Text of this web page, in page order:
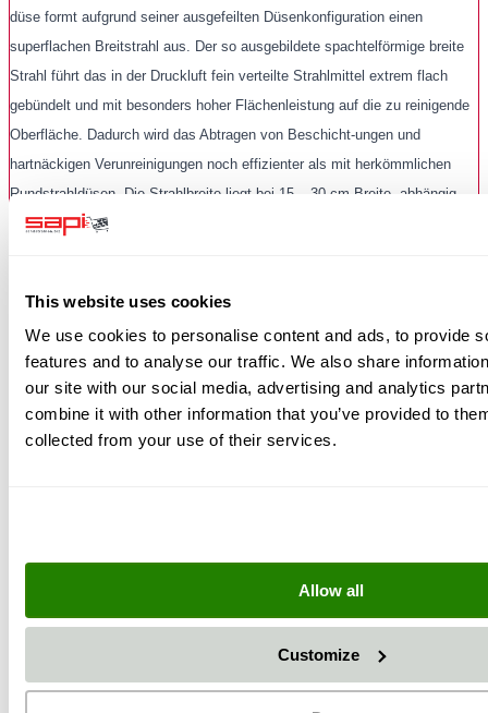
This website uses cookies
We use cookies to personalise content and ads, to provide
features and to analyse our traffic. We also share
our site with our social media, advertising and analytics
combine it with other information that you’ve provided to
collected from your use of their services.
Allow all
Customize
düse formt aufgrund seiner ausgefeilten Düsenkonfiguration einen
superflachen Breitstrahl aus. Der so ausgebildete spachtelförmige breite
Strahl führt das in der Druckluft fein verteilte Strahlmittel extrem flach
gebündelt und mit besonders hoher Flächenleistung auf die zu reinigende
Oberfläche. Dadurch wird das Abtragen von Beschicht-ungen und
hartnäckigen Verunreinigungen noch effizienter als mit herkömmlichen
Rundstrahldüsen. Die Strahlbreite liegt bei 15 – 30 cm Breite, abhängig
von der Strahlkopfgröße. Durch die Variation der Strahlmittelkörnungen
sowohl Trocken als auch im Naßver-fahren eingesetzt werden.
Hier wird als weitere Option dieFlachstrahldüse und ein zweiter Gummring
benötigt, diese müssen extra bestellt werden (Aufpreispflichtig).
„Klassische Strahltechnik für universelle Strahlarbeiten“
Die Venturi Rundstrahl-Düsentechnik beschleunigt den Druckluftstrom